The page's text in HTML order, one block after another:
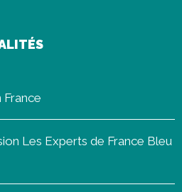
France
Les Experts de France Bleu